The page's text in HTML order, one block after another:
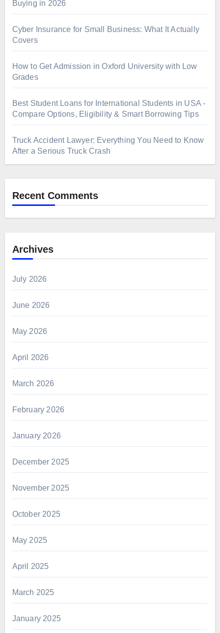
Buying in 2026
Cyber Insurance for Small Business: What It Actually
Covers
How to Get Admission in Oxford University with Low
Grades
Best Student Loans for International Students in USA -
Compare Options, Eligibility & Smart Borrowing Tips
Truck Accident Lawyer: Everything You Need to Know
After a Serious Truck Crash
Recent Comments
Archives
July 2026
June 2026
May 2026
April 2026
March 2026
February 2026
January 2026
December 2025
November 2025
October 2025
May 2025
April 2025
March 2025
January 2025